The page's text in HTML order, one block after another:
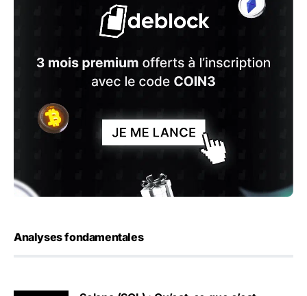
Analyses fondamentales